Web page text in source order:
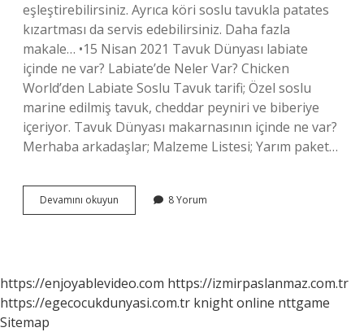
eşleştirebilirsiniz. Ayrıca köri soslu tavukla patates
kızartması da servis edebilirsiniz. Daha fazla
makale… •15 Nisan 2021 Tavuk Dünyası labiate
içinde ne var? Labiate’de Neler Var? Chicken
World’den Labiate Soslu Tavuk tarifi; Özel soslu
marine edilmiş tavuk, cheddar peyniri ve biberiye
içeriyor. Tavuk Dünyası makarnasının içinde ne var?
Merhaba arkadaşlar; Malzeme Listesi; Yarım paket…
Devamını okuyun
Dünyası
8 Yorum
https://enjoyablevideo.com https://izmirpaslanmaz.com.tr
https://egecocukdunyasi.com.tr knight online nttgame
Sitemap